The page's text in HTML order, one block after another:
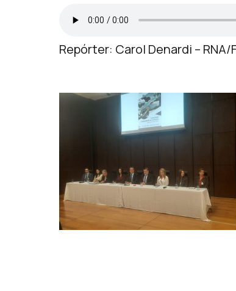
Repórter: Carol Denardi –